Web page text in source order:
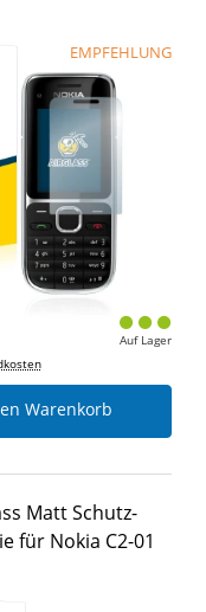
EMPFEHLUNG
Auf Lager
Warenkorb
Matt Schutz-
für Nokia C2-01